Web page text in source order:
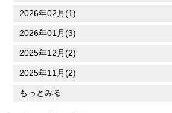
2026年02月(1)
2026年01月(3)
2025年12月(2)
2025年11月(2)
もっとみる